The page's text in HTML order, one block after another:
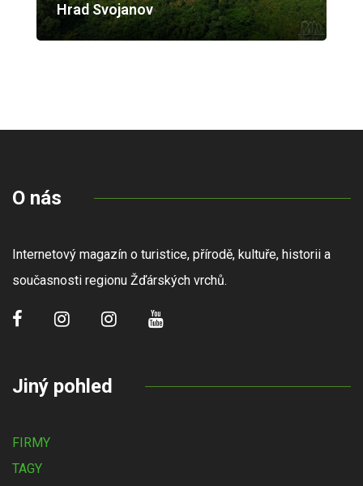
Hrad Svojanov
O nás
Internetový magazín o turistice, přírodě, kultuře, historii a
současnosti regionu Žďárských vrchů.
Jiný pohled
FIRMY
TAGY